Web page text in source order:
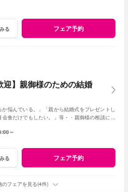
る フェア予約
迎】親御様のための結婚
か悩んでいる。」「親から結婚式をプレゼントし
食だけでもしたい。」等・・親御様の相談にベ
～
る フェア予約
のフェアを見る(4件)